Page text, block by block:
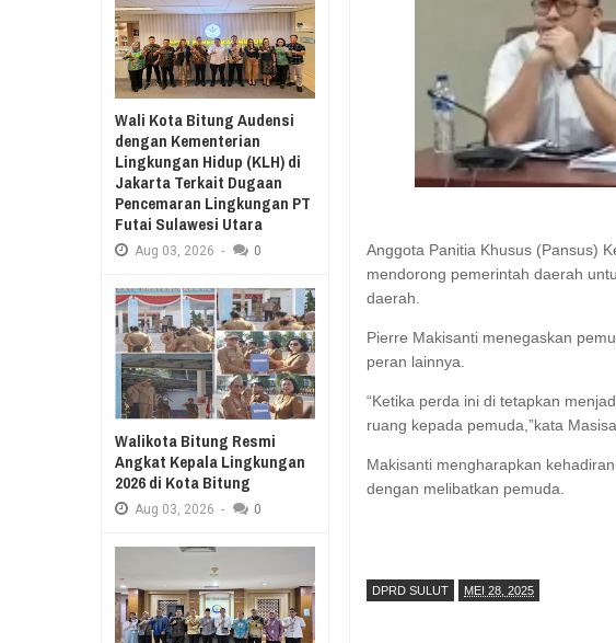
Aug
RESES II 2026, EUGENIE MANTIRI SERAP ASPIRASI
Aug
Anggota Panitia Khusus (Pansus)
mendorong pemerintah daerah
daerah.
Pierre Makisanti menegaskan
peran lainnya.
“Ketika perda ini di tetapkan
ruang kepada pemuda,”kata
Makisanti mengharapkan
dengan melibatkan pemuda.
DPRD SULUT MEI 28, 2025
Wali Kota Bitung Audensi
dengan Kementerian
Lingkungan Hidup (KLH) di
Jakarta Terkait Dugaan
Pencemaran Lingkungan PT
Futai Sulawesi Utara
Aug 03, 2026 - 0
Walikota Bitung Resmi
Angkat Kepala Lingkungan
2026 di Kota Bitung
Aug 03, 2026 - 0
SAMBUT HUT KE-78 TAHUN RI, SD GMIM 5
MANADO GELAR JALAN SEHAT PROGRAM
KURIKULUM MERDEKA BELAJAR
SDN 10 TUBABA GELAR KEGIATAN
PILAR PANCASILA